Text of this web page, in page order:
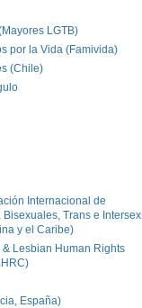
LGTB)
por la Vida (Famivida)
(Chile)
Internacional de
Bisexuales, Trans e Intersex
y el Caribe)
& Lesbian Human Rights
España)